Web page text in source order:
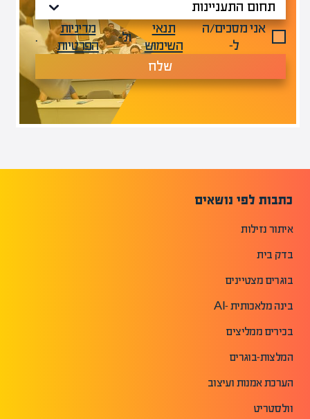
אני מסכים/ה
ל-
תנאי
השימוש
ול-
מדיניות
הפרטיות
.
שלח
כתבות לפי נושאים
איתור נזילות
בדק בית
בוגרים מצטיינים
בינה מלאכותית -AI
בכירים ממליצים
המלצות-בוגרים
הערכת אמנות ועיצוב
וולסטריט